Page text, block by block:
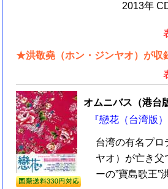
2013年
★洪敬堯（ホン・ジンヤオ）が収
オムニバス（港台
『戀花（台湾版
台湾の有名プロ
ヤオ）が亡き父
ーの”寶島歌王”